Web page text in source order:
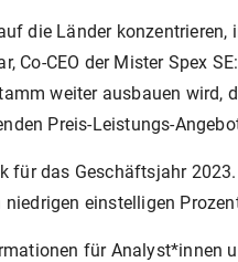
die Länder
Co-CEO der Mister Spex
weiter ausbauen wird,
Preis-Leistungs-
für das Geschäftsjahr
einstelligen
für Analyst*innen